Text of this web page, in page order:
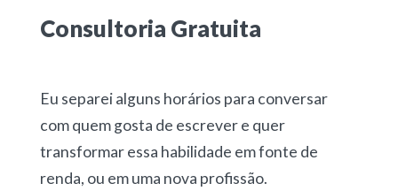
Consultoria Gratuita
Eu separei alguns horários para conversar
com quem gosta de escrever e quer
transformar essa habilidade em fonte de
renda, ou em uma nova profissão.